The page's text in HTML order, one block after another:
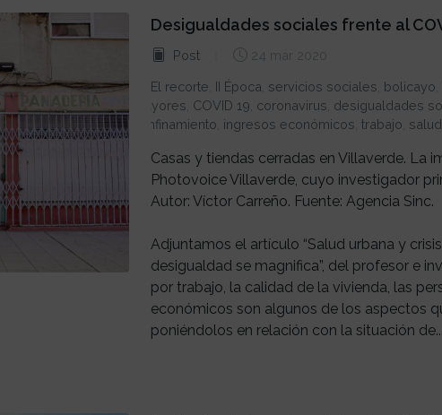
Desigualdades sociales frente al
Post 24 mar 2020
El recorte II Época servicios sociales bolicayo
mayores COVID 19 coronavirus desigualdades
confinamiento ingresos económicos trabajo
Casas y tiendas cerradas en Villaverde. La
Photovoice Villaverde, cuyo investigador
Autor: Víctor Carreño. Fuente: Agencia Sinc.
Adjuntamos el artículo “Salud urbana y
desigualdad se magnifica”, del profesor e
por trabajo, la calidad de la vivienda, las
económicos son algunos de los aspectos
poniéndolos en relación con la situación de...